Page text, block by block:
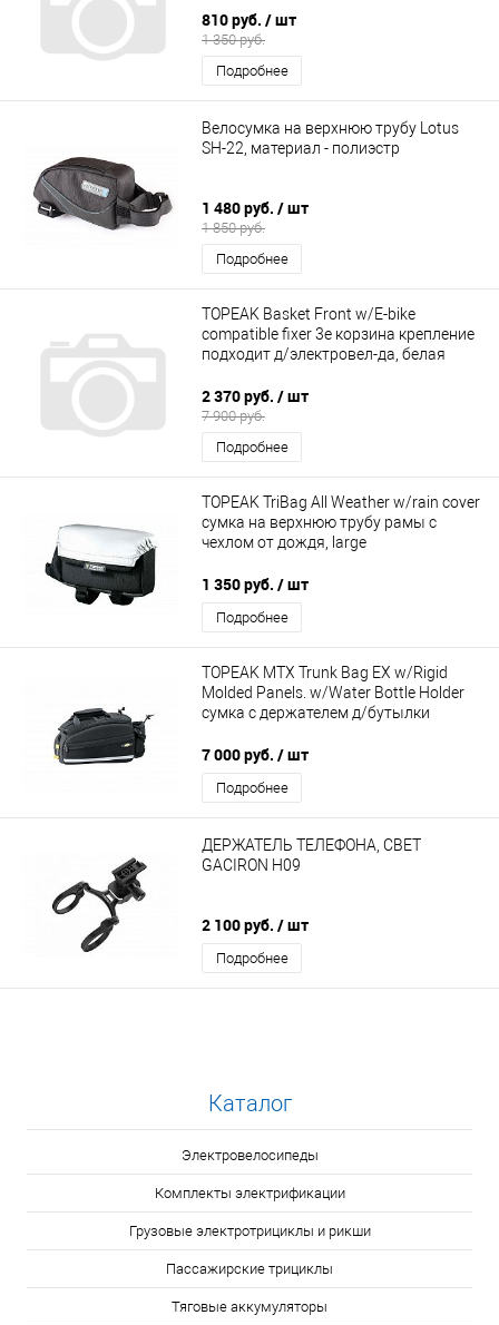
810 руб. / шт
1 350 руб.
Подробнее
Велосумка на верхнюю трубу Lotus
SH-22, материал - полиэстр
1 480 руб. / шт
1 850 руб.
Подробнее
TOPEAK Basket Front w/E-bike
compatible fixer 3e корзина крепление
подходит д/электровел-да, белая
2 370 руб. / шт
7 900 руб.
Подробнее
TOPEAK TriBag All Weather w/rain cover
сумка на верхнюю трубу рамы с
чехлом от дождя, large
1 350 руб. / шт
Подробнее
TOPEAK MTX Trunk Bag EX w/Rigid
Molded Panels. w/Water Bottle Holder
сумка с держателем д/бутылки
7 000 руб. / шт
Подробнее
ДЕРЖАТЕЛЬ ТЕЛЕФОНА, СВЕТ
GACIRON H09
2 100 руб. / шт
Подробнее
Каталог
Электровелосипеды
Комплекты электрификации
Грузовые электротрициклы и рикши
Пассажирские трициклы
Тяговые аккумуляторы